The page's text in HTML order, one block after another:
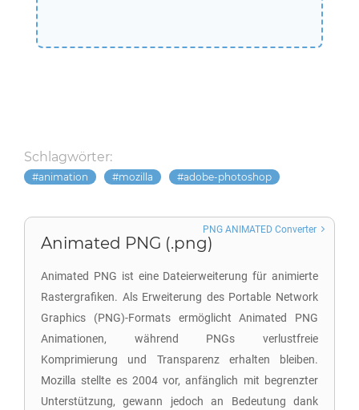
Schlagwörter:
animation mozilla adobe-photoshop
Animated PNG (.png)
Animated PNG ist eine Dateierweiterung für animierte
Rastergrafiken. Als Erweiterung des Portable Network
Graphics (PNG)-Formats ermöglicht Animated PNG
Animationen, während PNGs verlustfreie
Komprimierung und Transparenz erhalten bleiben.
Mozilla stellte es 2004 vor, anfänglich mit begrenzter
Unterstützung, gewann jedoch an Bedeutung dank
PNG ANIMATED Converter